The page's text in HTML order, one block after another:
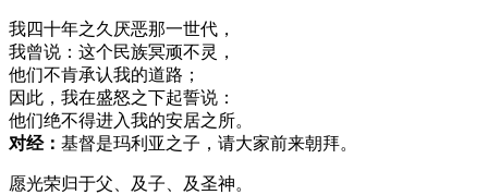
我四十年之久厌恶那一世代，
我曾说：这个民族冥顽不灵，
他们不肯承认我的道路；
因此，我在盛怒之下起誓说：
他们绝不得进入我的安居之所。
对经： 基督是玛利亚之子，请大家前来朝拜。
愿光荣归于父、及子、及圣神。